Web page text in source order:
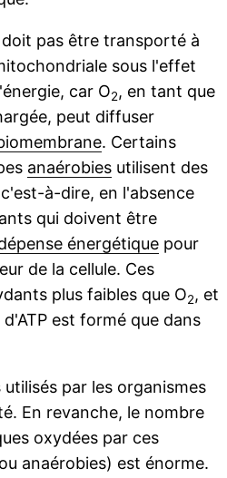
pas être transporté à
sous l'effet
car O2, en tant que
peut diffuser
. Certains
anaérobiesutilisent des
à-dire, en l'absence
qui doivent être
énergétiquepour
de la cellule. Ces
plus faibles que O2, et
est formé que dans
par les organismes
En revanche, le nombre
oxydées par ces
anaérobies) est énorme.